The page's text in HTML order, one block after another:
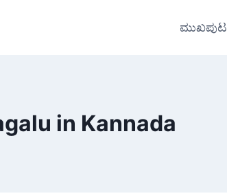
ಮುಖಪುಟ
in Kannada